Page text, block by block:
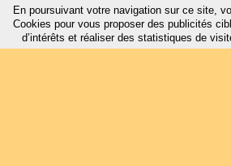
En poursuivant votre navigation sur ce site,
Cookies pour vous proposer des publicités
d’intérêts et réaliser des statistiques de